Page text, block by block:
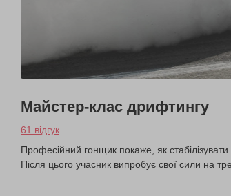
Майстер-клас дрифтингу
61 відгук
Професійний гонщик покаже, як
Після цього учасник випробує свої сили на